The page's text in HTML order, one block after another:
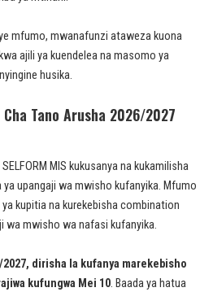
mfumo, mwanafunzi ataweza kuona
ajili ya kuendelea na masomo ya
husika.
Tano Arusha 2026/2027
MIS kukusanya na kukamilisha
upangaji wa mwisho kufanyika. Mfumo
kupitia na kurekebisha combination
wa mwisho wa nafasi kufanyika.
2027, dirisha la kufanya marekebisho
kufungwa Mei 10. Baada ya hatua